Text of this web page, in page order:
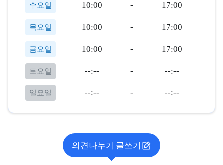
수요일 10:00 - 17:00
목요일 10:00 - 17:00
금요일 10:00 - 17:00
토요일 --:-- - --:--
일요일 --:-- - --:--
의견나누기 글쓰기